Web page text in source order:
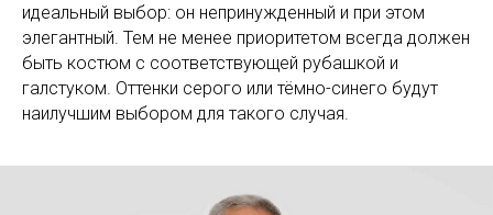
идеальный выбор: он непринужденный и при этом
элегантный. Тем не менее приоритетом всегда должен
быть костюм с соответствующей рубашкой и
галстуком. Оттенки серого или тёмно-синего будут
наилучшим выбором для такого случая.